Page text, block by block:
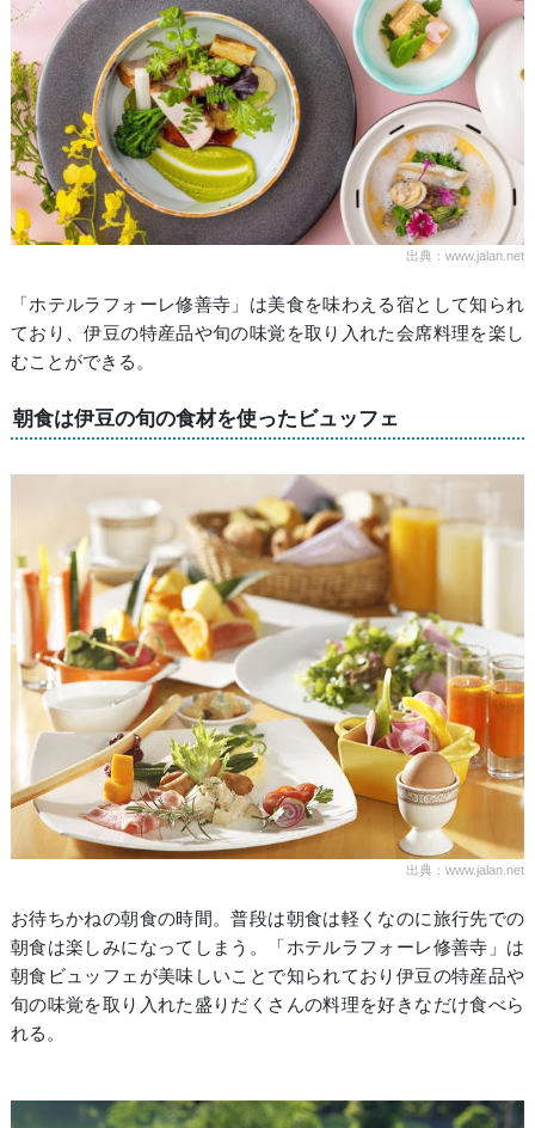
出典：www.jalan.net
「ホテルラフォーレ修善寺」は美食を味わえる宿として知られ
ており、伊豆の特産品や旬の味覚を取り入れた会席料理を楽し
むことができる。
朝食は伊豆の旬の食材を使ったビュッフェ
出典：www.jalan.net
お待ちかねの朝食の時間。普段は朝食は軽くなのに旅行先での
朝食は楽しみになってしまう。「ホテルラフォーレ修善寺」は
朝食ビュッフェが美味しいことで知られており伊豆の特産品や
旬の味覚を取り入れた盛りだくさんの料理を好きなだけ食べら
れる。